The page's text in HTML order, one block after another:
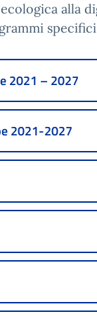
alla
2021 – 2027
2021-2027